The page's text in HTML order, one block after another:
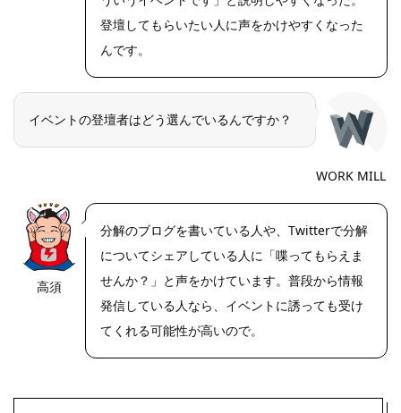
登壇してもらいたい人に声をかけやすくなった
んです。
イベントの登壇者はどう選んでいるんですか？
WORK MILL
https://riseph
高須
分解のブログを書いている人や、Twitterで分解
についてシェアしている人に「喋ってもらえま
せんか？」と声をかけています。普段から情報
発信している人なら、イベントに誘っても受け
てくれる可能性が高いので。